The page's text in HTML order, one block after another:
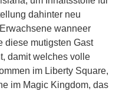
dahinter neu
wanneer
diese mutigsten Gast
damit welches volle
im Liberty Square,
im Magic Kingdom, das